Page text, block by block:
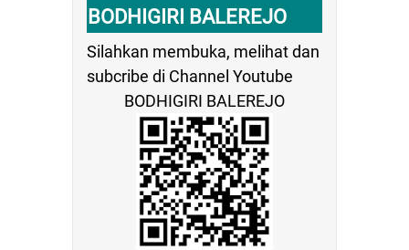
BODHIGIRI BALEREJO
Silahkan membuka, melihat dan
subcribe di Channel Youtube
BODHIGIRI BALEREJO